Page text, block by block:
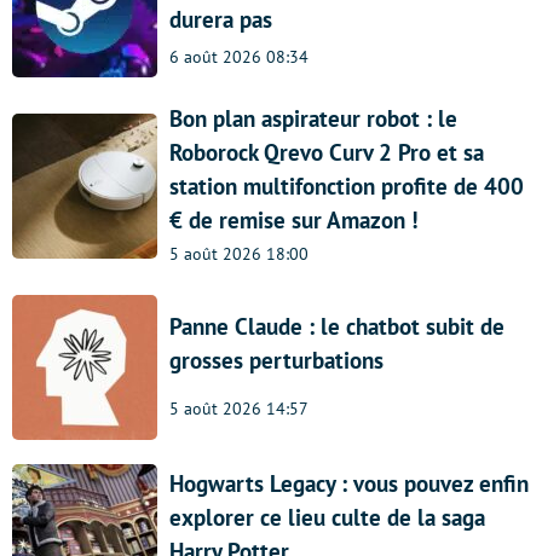
durera pas
6 août 2026 08:34
Bon plan aspirateur robot : le
Roborock Qrevo Curv 2 Pro et sa
station multifonction profite de 400
€ de remise sur Amazon !
5 août 2026 18:00
Panne Claude : le chatbot subit de
grosses perturbations
5 août 2026 14:57
Hogwarts Legacy : vous pouvez enfin
explorer ce lieu culte de la saga